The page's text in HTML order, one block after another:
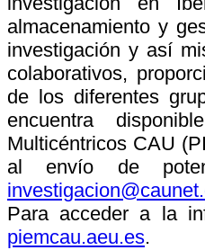
almacenamiento y
investigación y así
colaborativos,
de los diferentes
encuentra
Multicéntricos CAU
al envío de
Para acceder a la
piemcau.aeu.es.